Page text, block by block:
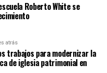
Roberto White se
atrás
trabajos para modernizar la
de iglesia patrimonial en